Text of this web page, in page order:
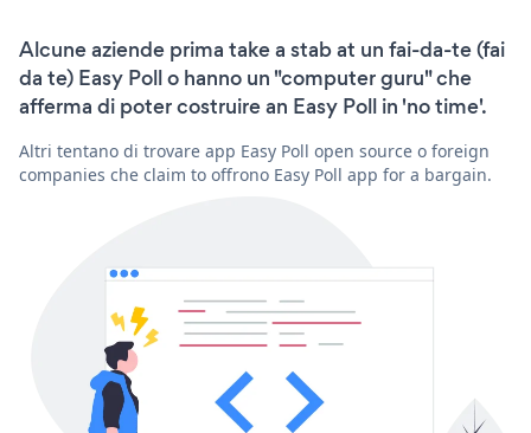
Alcune aziende prima take a stab at un fai-da-te (fai
da te) Easy Poll o hanno un "computer guru" che
afferma di poter costruire an Easy Poll in 'no time'.
Altri tentano di trovare app Easy Poll open source o foreign
companies che claim to offrono Easy Poll app for a bargain.